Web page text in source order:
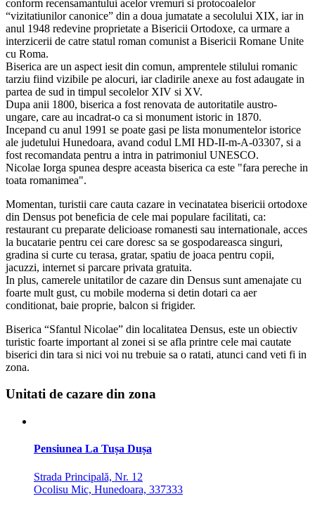
conform recensamantului acelor vremuri si protocoalelor
“vizitatiunilor canonice” din a doua jumatate a secolului XIX, iar in
anul 1948 redevine proprietate a Bisericii Ortodoxe, ca urmare a
interzicerii de catre statul roman comunist a Bisericii Romane Unite
cu Roma.
Biserica are un aspect iesit din comun, amprentele stilului romanic
tarziu fiind vizibile pe alocuri, iar cladirile anexe au fost adaugate in
partea de sud in timpul secolelor XIV si XV.
Dupa anii 1800, biserica a fost renovata de autoritatile austro-
ungare, care au incadrat-o ca si monument istoric in 1870.
Incepand cu anul 1991 se poate gasi pe lista monumentelor istorice
ale judetului Hunedoara, avand codul LMI HD-II-m-A-03307, si a
fost recomandata pentru a intra in patrimoniul UNESCO.
Nicolae Iorga spunea despre aceasta biserica ca este "fara pereche in
toata romanimea".
Momentan, turistii care cauta cazare in vecinatatea bisericii ortodoxe
din Densus pot beneficia de cele mai populare facilitati, ca:
restaurant cu preparate delicioase romanesti sau internationale, acces
la bucatarie pentru cei care doresc sa se gospodareasca singuri,
gradina si curte cu terasa, gratar, spatiu de joaca pentru copii,
jacuzzi, internet si parcare privata gratuita.
In plus, camerele unitatilor de cazare din Densus sunt amenajate cu
foarte mult gust, cu mobile moderna si detin dotari ca aer
conditionat, baie proprie, balcon si frigider.
Biserica “Sfantul Nicolae” din localitatea Densus, este un obiectiv
turistic foarte important al zonei si se afla printre cele mai cautate
biserici din tara si nici voi nu trebuie sa o ratati, atunci cand veti fi in
zona.
Unitati de cazare din zona
Pensiunea La Tușa Dușa
Strada Principală, Nr. 12
Ocolisu Mic, Hunedoara, 337333